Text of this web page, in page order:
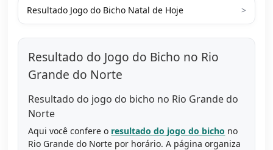
Resultado Jogo do Bicho Natal de Hoje >
Resultado do Jogo do Bicho no Rio
Grande do Norte
Resultado do jogo do bicho no Rio Grande do
Norte
Aqui você confere o resultado do jogo do bicho no
Rio Grande do Norte por horário. A página organiza